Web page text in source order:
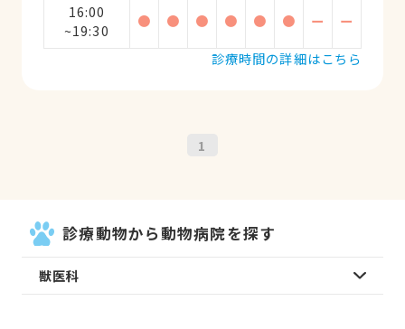
16:00
~19:30
● ● ● ● ● ● ー
ー
診療時間の詳細はこちら
1
診療動物から動物病院を探す
獣医科